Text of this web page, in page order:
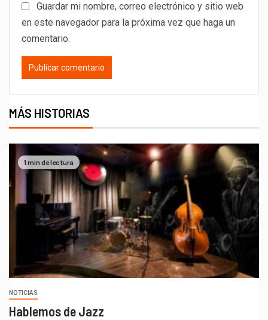
Guardar mi nombre, correo electrónico y sitio web
en este navegador para la próxima vez que haga un
comentario.
MÁS HISTORIAS
1 min de lectura
NOTICIAS
Hablemos de Jazz